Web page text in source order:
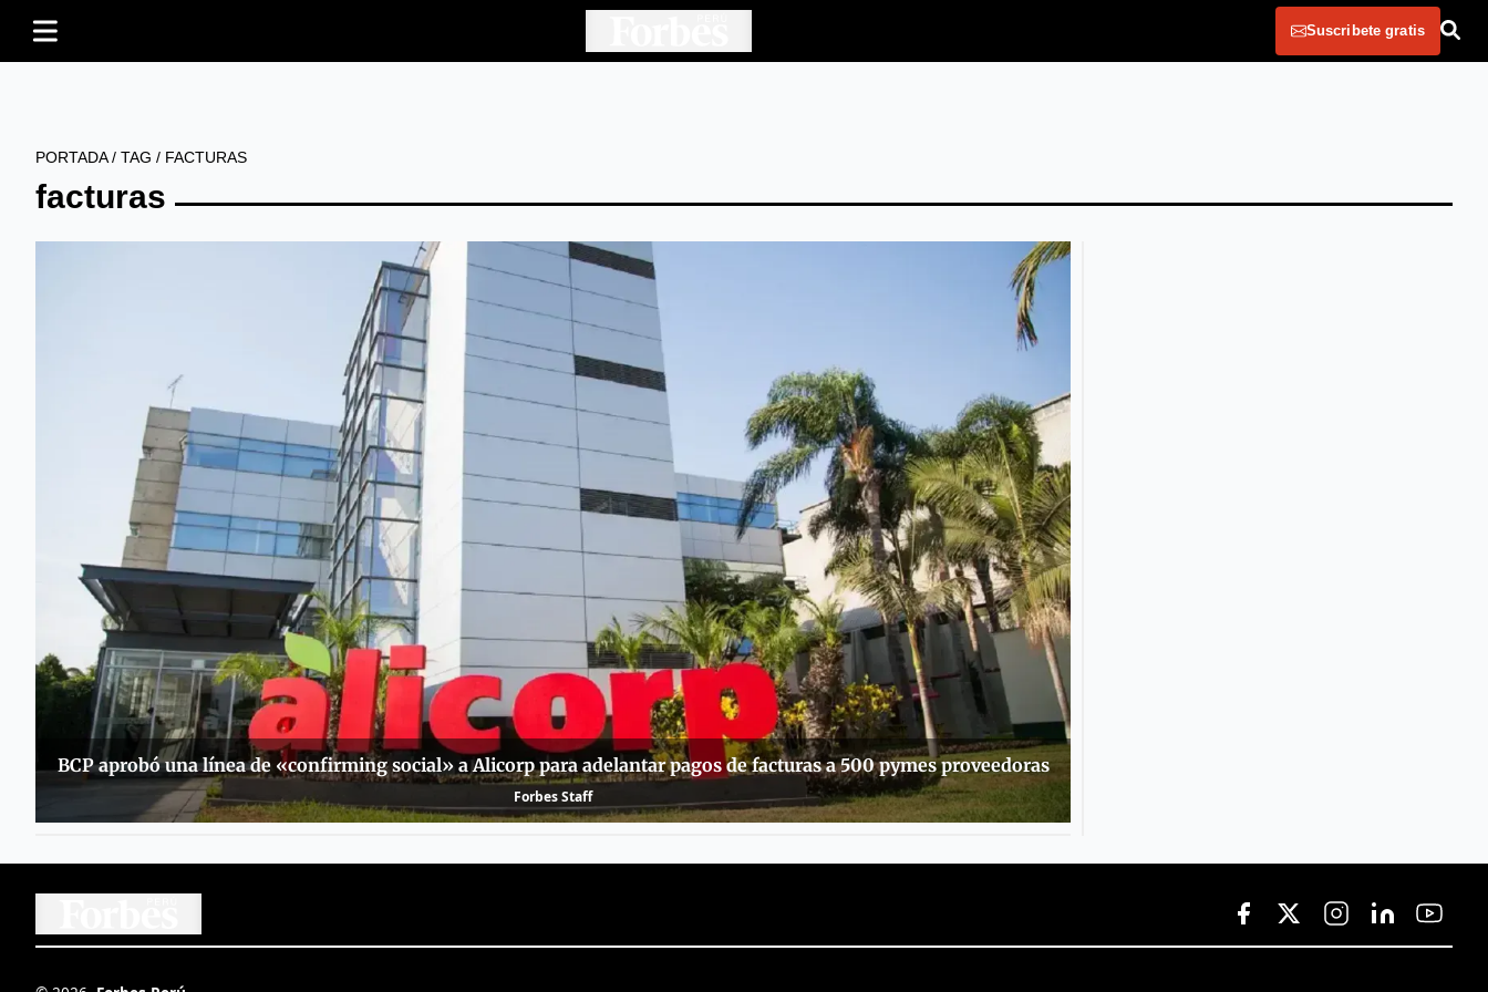
Suscribete gratis
PORTADA/ TAG / FACTURAS
facturas
BCP aprobó una línea de «confirming social» a Alicorp para adelantar pagos de facturas a 500 pymes proveedoras
Forbes Staff